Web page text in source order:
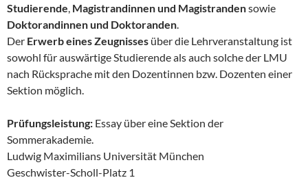
Studierende, Magistrandinnen und Magistrandensowie
Doktorandinnen und Doktoranden.
Der Erwerb eines Zeugnisses über die Lehrveranstaltung ist
sowohl für auswärtige Studierende als auch solche der LMU
nach Rücksprache mit den Dozentinnen bzw. Dozenten einer
Sektion möglich.
Prüfungsleistung: Essay über eine Sektion der
Sommerakademie.
Ludwig Maximilians Universität München
Geschwister-Scholl-Platz 1